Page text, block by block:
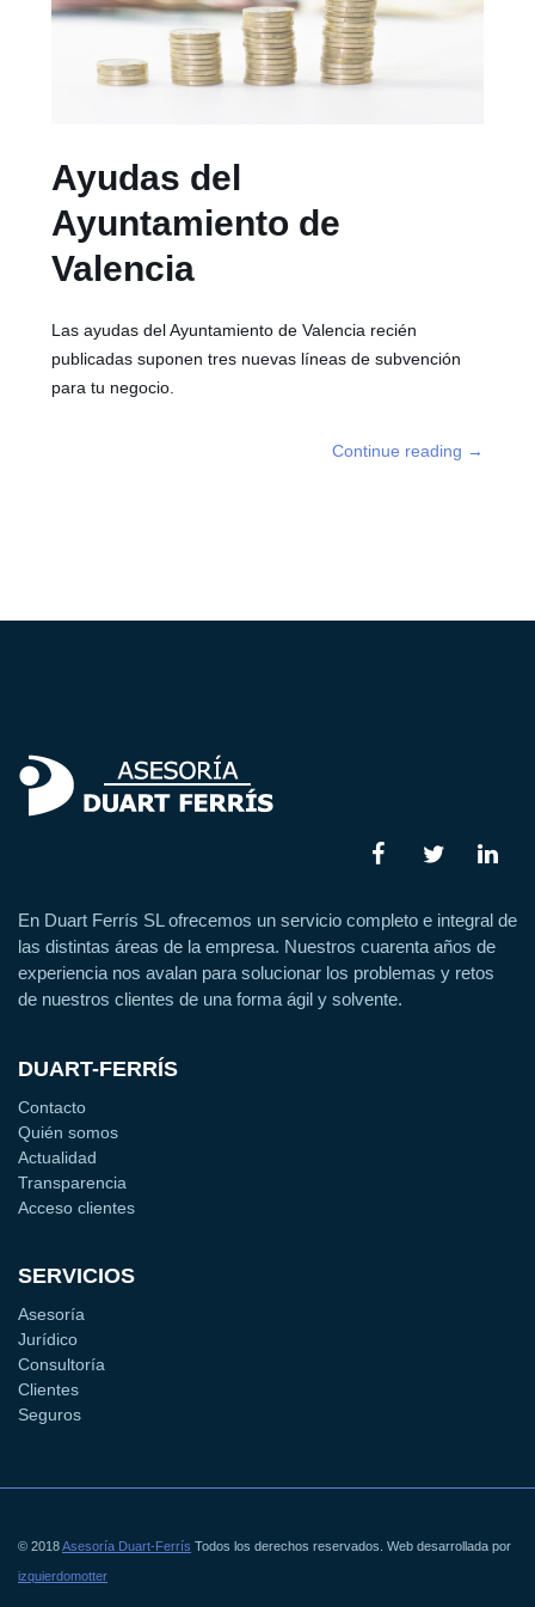
Ayudas del
Ayuntamiento de
Valencia
Las ayudas del Ayuntamiento de Valencia recién
publicadas suponen tres nuevas líneas de subvención
para tu negocio.
Continue reading →
En Duart Ferrís SL ofrecemos un servicio completo e integral de
las distintas áreas de la empresa. Nuestros cuarenta años de
experiencia nos avalan para solucionar los problemas y retos
de nuestros clientes de una forma ágil y solvente.
DUART-FERRÍS
Contacto
Quién somos
Actualidad
Transparencia
Acceso clientes
SERVICIOS
Asesoría
Jurídico
Consultoría
Clientes
Seguros
© 2018Asesoría Duart-Ferrís Todos los derechos reservados. Web desarrollada por
izquierdomotter